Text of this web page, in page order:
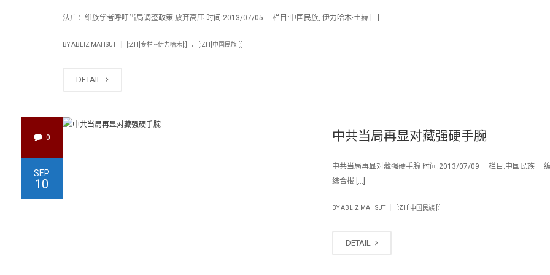
法广：维族学者呼吁当局调整政策 放弃高压 时间:2013/07/05 栏目:中国民族, 伊力哈木·土赫 […]
BYABLIZ MAHSUT [:ZH]专栏 --伊力哈木[:] . [:ZH]中国民族 [:]
DETAIL
0
SEP
10
中共当局再显对藏强硬手腕
中共当局再显对藏强硬手腕 时间:2013/07/09 栏目:中国民族
综合报 […]
BYABLIZ MAHSUT [:ZH]中国民族 [:]
DETAIL